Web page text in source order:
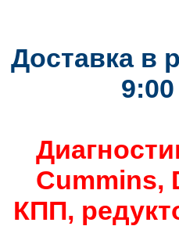
Доставка в
Cummins,
КПП,